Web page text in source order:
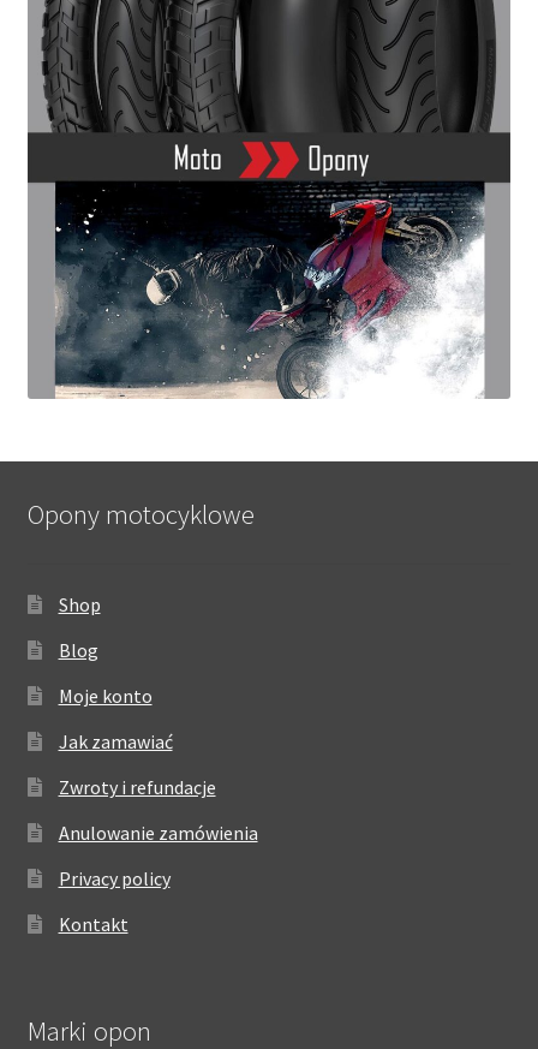
Opony motocyklowe
Shop
Blog
Moje konto
Jak zamawiać
Zwroty i refundacje
Anulowanie zamówienia
Privacy policy
Kontakt
Marki opon